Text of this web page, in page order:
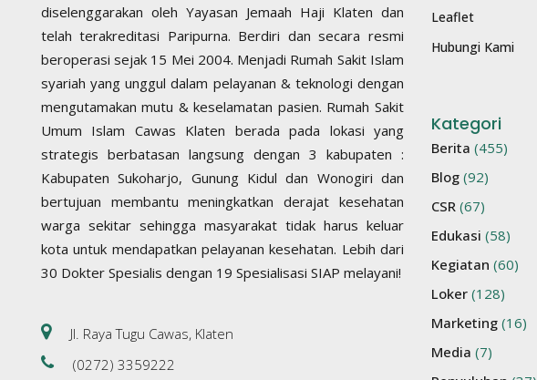
diselenggarakan oleh Yayasan Jemaah Haji Klaten dan
telah terakreditasi Paripurna. Berdiri dan secara resmi
beroperasi sejak 15 Mei 2004. Menjadi Rumah Sakit Islam
syariah yang unggul dalam pelayanan & teknologi dengan
mengutamakan mutu & keselamatan pasien. Rumah Sakit
Umum Islam Cawas Klaten berada pada lokasi yang
strategis berbatasan langsung dengan 3 kabupaten :
Kabupaten Sukoharjo, Gunung Kidul dan Wonogiri dan
bertujuan membantu meningkatkan derajat kesehatan
warga sekitar sehingga masyarakat tidak harus keluar
kota untuk mendapatkan pelayanan kesehatan. Lebih dari
30 Dokter Spesialis dengan 19 Spesialisasi SIAP melayani!
Jl. Raya Tugu Cawas, Klaten
(0272) 3359222
Leaflet
Hubungi Kami
Kategori
Berita (455)
Blog(92)
CSR(67)
Edukasi (58)
Kegiatan (60)
Loker(128)
Marketing(16)
Media (7)